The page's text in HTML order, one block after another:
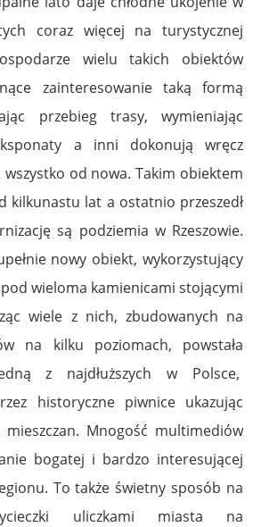
coraz więcej na turystycznej
wielu takich obiektów
zainteresowanie taką formą
przebieg trasy, wymieniając
a inni dokonują wręcz
od nowa. Takim obiektem
kilkunastu lat a ostatnio przeszedł
są podziemia w Rzeszowie.
nowy obiekt, wykorzystujący
wieloma kamienicami stojącymi
wiele z nich, zbudowanych na
na kilku poziomach, powstała
z najdłuższych w Polsce,
historyczne piwnice ukazując
mieszczan. Mnogość multimediów
bogatej i bardzo interesującej
To także świetny sposób na
uliczkami miasta na